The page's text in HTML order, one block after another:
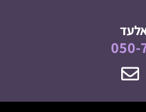
050-